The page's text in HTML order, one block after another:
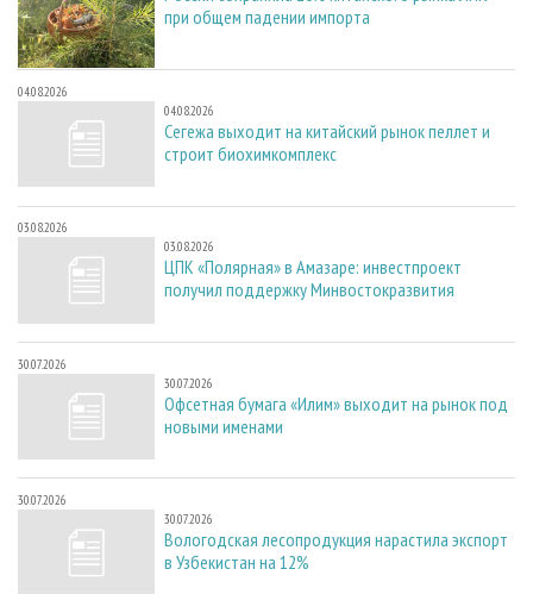
при общем падении импорта
04.08.2026
04.08.2026
Сегежа выходит на китайский рынок пеллет и
строит биохимкомплекс
03.08.2026
03.08.2026
ЦПК «Полярная» в Амазаре: инвестпроект
получил поддержку Минвостокразвития
30.07.2026
30.07.2026
Офсетная бумага «Илим» выходит на рынок под
новыми именами
30.07.2026
30.07.2026
Вологодская лесопродукция нарастила экспорт
в Узбекистан на 12%